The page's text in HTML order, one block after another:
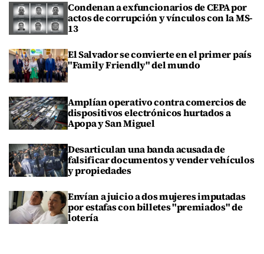
Condenan a exfuncionarios de CEPA por
actos de corrupción y vínculos con la MS-
13
El Salvador se convierte en el primer país
"Family Friendly" del mundo
Amplían operativo contra comercios de
dispositivos electrónicos hurtados a
Apopa y San Miguel
Desarticulan una banda acusada de
falsificar documentos y vender vehículos
y propiedades
Envían a juicio a dos mujeres imputadas
por estafas con billetes "premiados" de
lotería